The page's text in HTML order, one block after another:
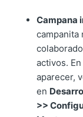
Campana
campanita
activos.
aparecer,
en
>>